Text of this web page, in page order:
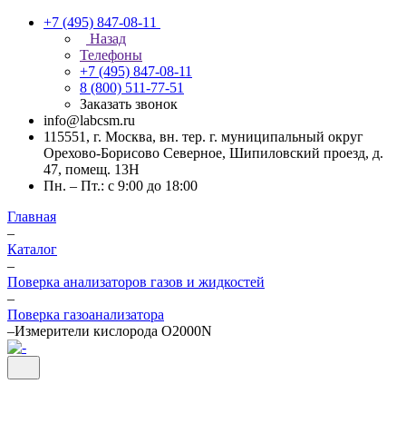
+7 (495) 847-08-11
Назад
Телефоны
+7 (495) 847-08-11
8 (800) 511-77-51
Заказать звонок
info@labcsm.ru
115551, г. Москва, вн. тер. г. муниципальный округ
Орехово-Борисово Северное, Шипиловский проезд, д.
47, помещ. 13Н
Пн. – Пт.: с 9:00 до 18:00
Главная
–
Каталог
–
Поверка анализаторов газов и жидкостей
–
Поверка газоанализатора
–Измерители кислорода O2000N